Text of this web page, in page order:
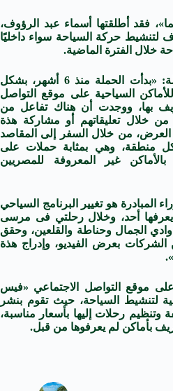
فقد أطلقتها أسماء عبد الرؤوف،
حركة السياحة سواء داخليًا
خلال الفترة الماضية.
وقالت «أسما»، عن هذه الحملة: «بدأت الحملة منذ 6 أشهر، بشكل
السياحية على موقع التواصل
بها، ووجدت أن هناك تفاعل من
من خلال تعليقاتهم أو مشاركة هذة
من خلال السفر إلى المقاصد
منطقة، وهي بمثابة حملات على
بالأماكن غير المعروفة للمصريين
هو تغيير البرنامج السياحي
أحد، وخلال رحلتي فى مرسى
الجمال وحناطة والقلعين، وحقق
الشركات بعرض الفيديو،وإدراج هذة
موقع التواصل الاجتماعي «فيس
لتنشيط السياحة، حيث تقوم بنشر
وتنظيم رحلات إليها بأسعار مناسبة،
بأماكن لم يعرفوها من قبل.